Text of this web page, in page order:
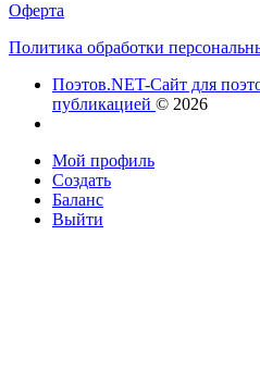
Оферта
Политика обработки
Поэтов.NET-Сайт для
публикацией © 2026
Мой профиль
Создать
Баланс
Выйти